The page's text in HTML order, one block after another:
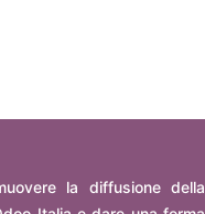
la diffusione della